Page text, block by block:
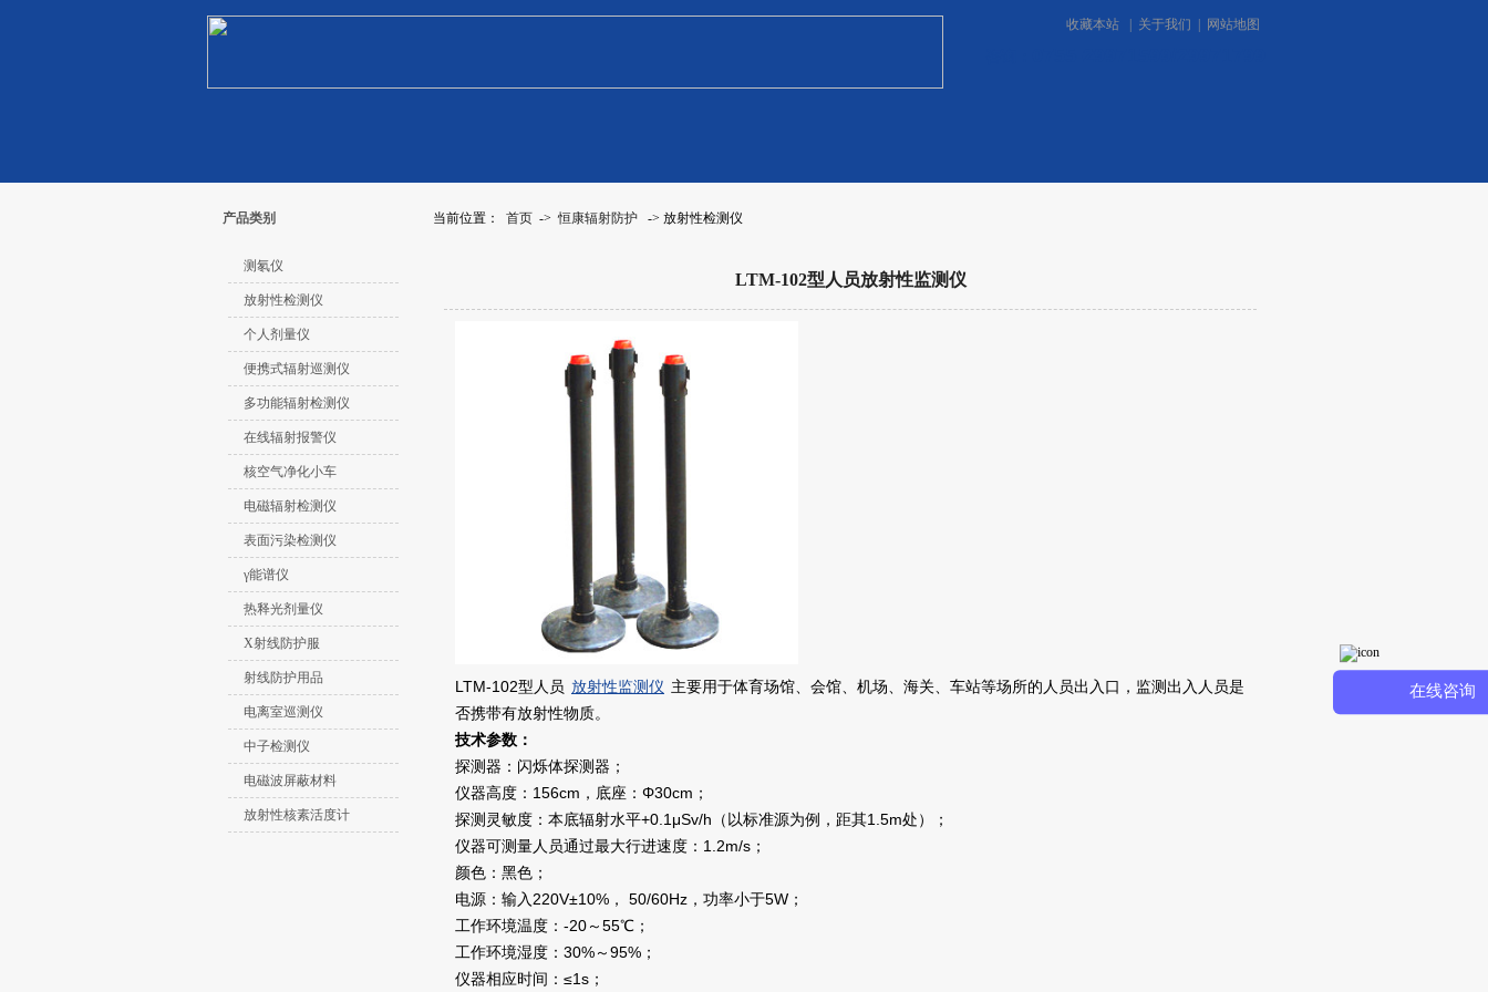
收藏本站 关于我们 网站地图
产品类别 当前位置： 首页 -> 恒康辐射防护 -> 放射性检测仪
测氡仪
放射性检测仪
个人剂量仪
便携式辐射巡测仪
多功能辐射检测仪
在线辐射报警仪
核空气净化小车
电磁辐射检测仪
表面污染检测仪
γ能谱仪
热释光剂量仪
X射线防护服
射线防护用品
电离室巡测仪
中子检测仪
电磁波屏蔽材料
放射性核素活度计
LTM-102型人员放射性监测仪
LTM-102型人员 放射性监测仪 主要用于体育场馆、会馆、机场、海关、车站等场所的人员出入口，监测出入人员是
否携带有放射性物质。
技术参数：
探测器：闪烁体探测器；
仪器高度：156cm，底座：Φ30cm；
探测灵敏度：本底辐射水平+0.1μSv/h（以标准源为例，距其1.5m处）；
仪器可测量人员通过最大行进速度：1.2m/s；
颜色：黑色；
电源：输入220V±10%， 50/60Hz，功率小于5W；
工作环境温度：-20～55℃；
工作环境湿度：30%～95%；
仪器相应时间：≤1s；
在线咨询